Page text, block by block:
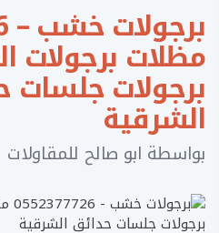
مظلات برجولات
برجولات جلسات
الشرقية
بواسطة ابو صالح للمقاولات